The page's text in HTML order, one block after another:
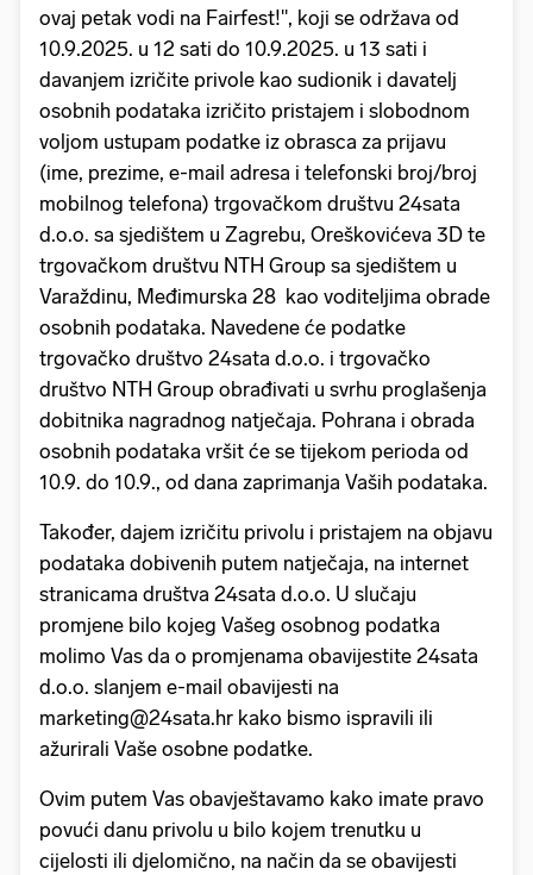
ovaj petak vodi na Fairfest!", koji se održava od
10.9.2025. u 12 sati do 10.9.2025. u 13 sati i
davanjem izričite privole kao sudionik i davatelj
osobnih podataka izričito pristajem i slobodnom
voljom ustupam podatke iz obrasca za prijavu
(ime, prezime, e-mail adresa i telefonski broj/broj
mobilnog telefona) trgovačkom društvu 24sata
d.o.o. sa sjedištem u Zagrebu, Oreškovićeva 3D te
trgovačkom društvu NTH Group sa sjedištem u
Varaždinu, Međimurska 28 kao voditeljima obrade
osobnih podataka. Navedene će podatke
trgovačko društvo 24sata d.o.o. i trgovačko
društvo NTH Group obrađivati u svrhu proglašenja
dobitnika nagradnog natječaja. Pohrana i obrada
osobnih podataka vršit će se tijekom perioda od
10.9. do 10.9., od dana zaprimanja Vaših podataka.
Također, dajem izričitu privolu i pristajem na objavu
podataka dobivenih putem natječaja, na internet
stranicama društva 24sata d.o.o. U slučaju
promjene bilo kojeg Vašeg osobnog podatka
molimo Vas da o promjenama obavijestite 24sata
d.o.o. slanjem e-mail obavijesti na
marketing@24sata.hr kako bismo ispravili ili
ažurirali Vaše osobne podatke.
Ovim putem Vas obavještavamo kako imate pravo
povući danu privolu u bilo kojem trenutku u
cijelosti ili djelomično, na način da se obavijesti